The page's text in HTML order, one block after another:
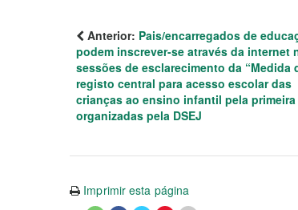
Anterior: Pais/encarregados de
podem inscrever-se através da internet
sessões de esclarecimento da “Medida
registo central para acesso escolar das
crianças ao ensino infantil pela primeira
organizadas pela DSEJ
Imprimir esta página